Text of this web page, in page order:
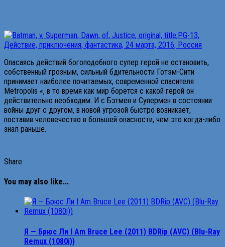
Опасаясь действий богоподобного супер герой не остановить,
собственный грозным, сильный бдительности Готэм-Сити
принимает наиболее почитаемых, современной спасителя
Metropolis «, в то время как мир борется с какой герой он
действительно необходим. И с Бэтмен и Супермен в состоянии
войны друг с другом, в новой угрозой быстро возникает,
поставив человечество в большей опасности, чем это когда-либо
знал раньше.
Share
You may also like...
Я — Брюс Ли I Am Bruce Lee (2011) BDRip (AVC) (Blu-Ray
Remux (1080i))